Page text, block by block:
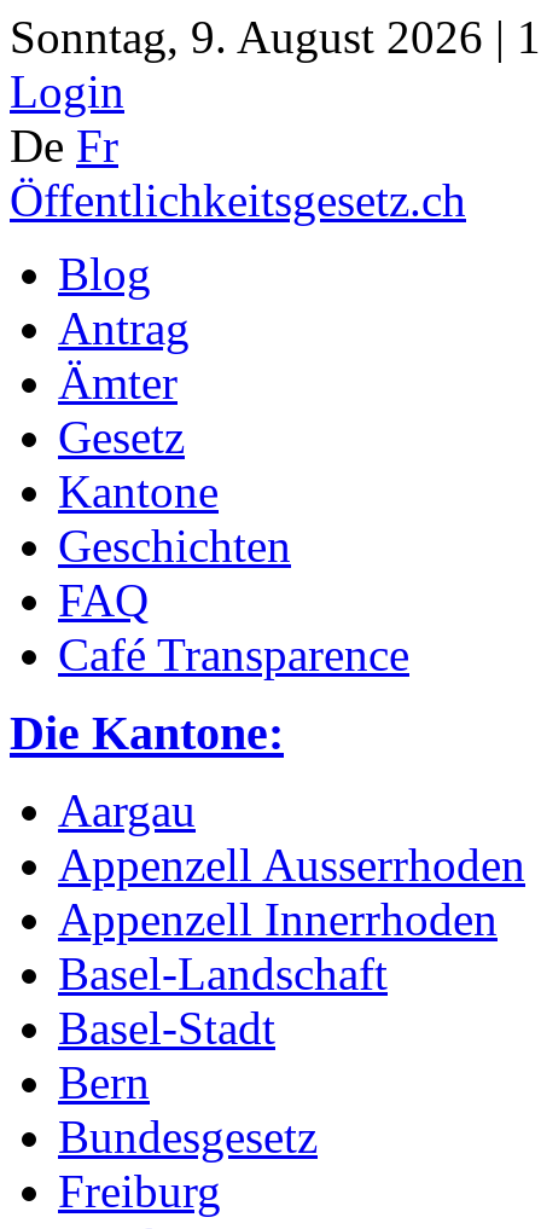
Sonntag, 9. August 2026 |
Login
De Fr
Öffentlichkeitsgesetz.ch
Blog
Antrag
Ämter
Gesetz
Kantone
Geschichten
FAQ
Café Transparence
Die Kantone:
Aargau
Appenzell Ausserrhoden
Appenzell Innerrhoden
Basel-Landschaft
Basel-Stadt
Bern
Bundesgesetz
Freiburg